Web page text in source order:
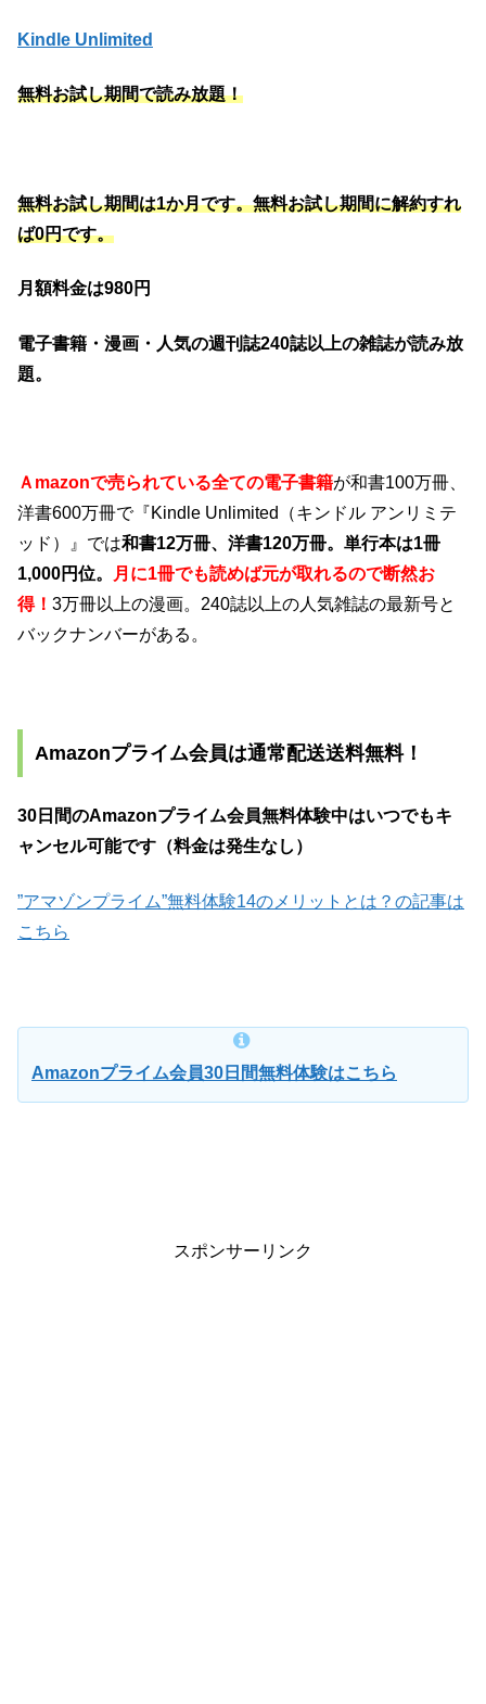
Kindle Unlimited
無料お試し期間で読み放題！
無料お試し期間は1か月です。無料お試し期間に解約すれ
ば0円です。
月額料金は980円
電子書籍・漫画・人気の週刊誌240誌以上の雑誌が読み放
題。
Ａmazonで売られている全ての電子書籍が和書100万冊、
洋書600万冊で『Kindle Unlimited（キンドル アンリミテ
ッド）』では和書12万冊、洋書120万冊。単行本は1冊
1,000円位。
月に1冊でも読めば元が取れるので断然お
得！ 3万冊以上の漫画。240誌以上の人気雑誌の最新号と
バックナンバーがある。
Amazonプライム会員は通常配送送料無料！
30日間のAmazonプライム会員無料体験中はいつでもキ
ャンセル可能です（料金は発生なし）
”アマゾンプライム”無料体験14のメリットとは？の記事は
こちら
Amazonプライム会員30日間無料体験はこちら
スポンサーリンク